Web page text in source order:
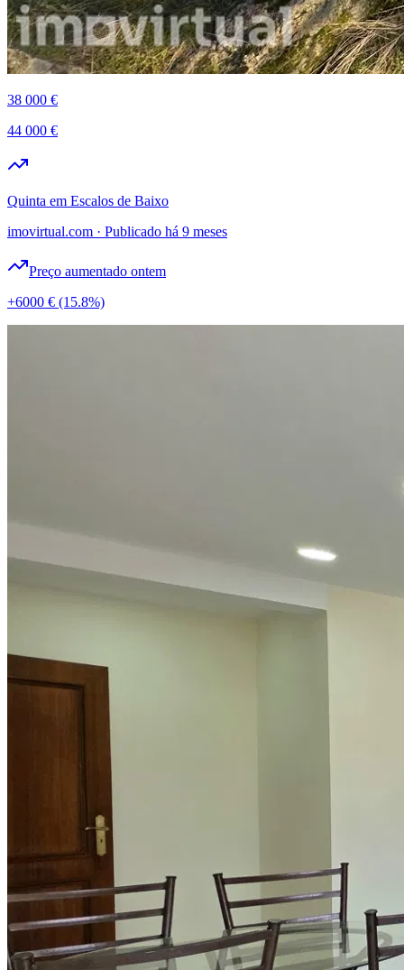
38 000 €
44 000 €
Quinta em Escalos de Baixo
imovirtual.com · Publicado há 9 meses
Preço aumentado ontem
+6000 € (15.8%)